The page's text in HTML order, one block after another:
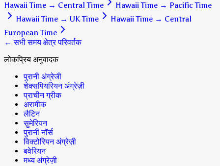
Hawaii Time → Central Time Hawaii Time → Pacific Time
Hawaii Time → UK Time Hawaii Time → Central
European Time
← सभी समय क्षेत्र परिवर्तक
लोकप्रिय अनुवादक
पुरानी अंग्रेजी
शेक्सपियरियन अंग्रेज़ी
प्राचीन ग्रीक
अरामीक
लैटिन
सुमेरियन
पुरानी नॉर्स
विक्टोरियन अंग्रेज़ी
बवेरियन
मध्य अंग्रेज़ी